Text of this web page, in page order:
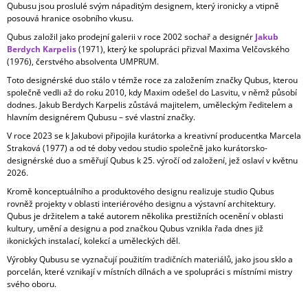
Qubusu jsou proslulé svým nápaditým designem, který ironicky a vtipně
posouvá hranice osobního vkusu.
Qubus založil jako prodejní galerii v roce 2002 sochař a designér Jakub
Berdych Karpelis(1971), který ke spolupráci přizval Maxima Velčovského
(1976), čerstvého absolventa UMPRUM.
Toto designérské duo stálo v témže roce za založením značky Qubus, kterou
společně vedli až do roku 2010, kdy Maxim odešel do Lasvitu, v němž působí
dodnes. Jakub Berdych Karpelis zůstává majitelem, uměleckým ředitelem a
hlavním designérem Qubusu – své vlastní značky.
V roce 2023 se k Jakubovi připojila kurátorka a kreativní producentka Marcela
Straková (1977) a od té doby vedou studio společně jako kurátorsko-
designérské duo a směřují Qubus k 25. výročí od založení, jež oslaví v květnu
2026.
Kromě konceptuálního a produktového designu realizuje studio Qubus
rovněž projekty v oblasti interiérového designu a výstavní architektury.
Qubus je držitelem a také autorem několika prestižních ocenění v oblasti
kultury, umění a designu a pod značkou Qubus vznikla řada dnes již
ikonických instalací, kolekcí a uměleckých děl.
Výrobky Qubusu se vyznačují použitím tradičních materiálů, jako jsou sklo a
porcelán, které vznikají v místních dílnách a ve spolupráci s místními mistry
svého oboru.
A
J
Í
T
?
HLEDAT
D
O
P
O
R
U